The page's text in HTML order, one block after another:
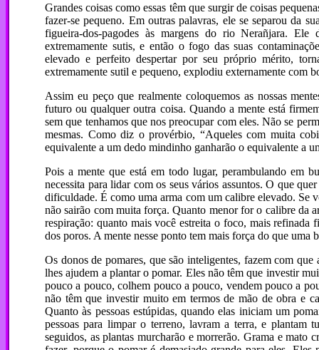
Grandes coisas como essas têm que surgir de coisas
fazer-se pequeno. Em outras palavras, ele se separou da
figueira-dos-pagodes às margens do rio Nerañjara.
extremamente sutis, e então o fogo das suas
elevado e perfeito despertar por seu próprio mérito,
extremamente sutil e pequeno, explodiu externamente com
Assim eu peço que realmente coloquemos as nossas
futuro ou qualquer outra coisa. Quando a mente está
sem que tenhamos que nos preocupar com eles. Não se
mesmas. Como diz o provérbio, “Aqueles com muita
equivalente a um dedo mindinho ganharão o equivalente a
Pois a mente que está em todo lugar, perambulando em
necessita para lidar com os seus vários assuntos. O que
dificuldade. É como uma arma com um calibre elevado. Se
não sairão com muita força. Quanto menor for o calibre da
respiração: quanto mais você estreita o foco, mais refinada
dos poros. A mente nesse ponto tem mais força do que uma
Os donos de pomares, que são inteligentes, fazem com
lhes ajudem a plantar o pomar. Eles não têm que investir
pouco a pouco, colhem pouco a pouco, vendem pouco a
não têm que investir muito em termos de mão de obra e
Quanto às pessoas estúpidas, quando elas iniciam um
pessoas para limpar o terreno, lavram a terra, e plantam
seguidos, as plantas murcharão e morrerão. Grama e mato